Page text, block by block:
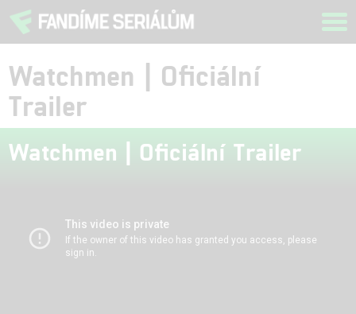
Watchmen | Oficiální
Trailer
Watchmen | Oficiální Trailer